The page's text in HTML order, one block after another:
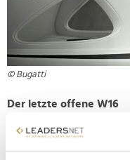
© Bugatti
Der letzte offene W16
Der W16 Mistral
außergewöhnlichen